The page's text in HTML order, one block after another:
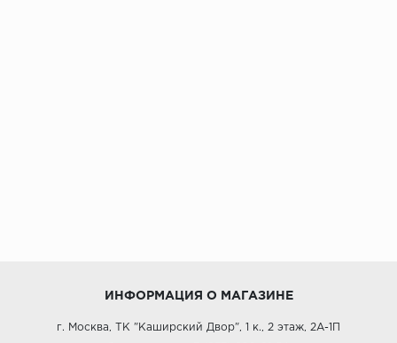
ИНФОРМАЦИЯ О МАГАЗИНЕ
г. Москва, ТК "Каширский Двор", 1 к., 2 этаж, 2А-1П